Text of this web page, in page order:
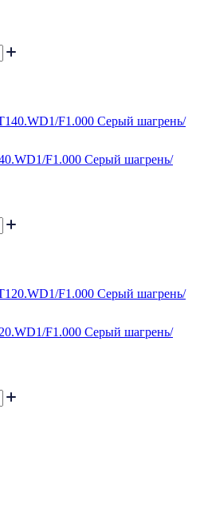
F1.000 Серый шагрень/
F1.000 Серый шагрень/